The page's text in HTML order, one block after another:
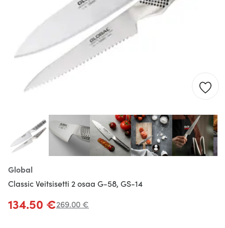
Global
Classic Veitsisetti 2 osaa G-58, GS-14
134.50 €269.00 €